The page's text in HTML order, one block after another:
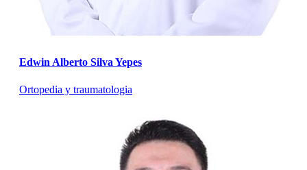
Edwin Alberto Silva Yepes
Ortopedia y traumatologia